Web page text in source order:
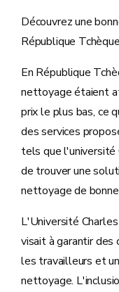
Découvrez une
République
En République
nettoyage étaient
prix le plus bas, ce
des services
tels que l'université
de trouver une
nettoyage de
L'Université
visait à garantir
les travailleurs et
nettoyage.